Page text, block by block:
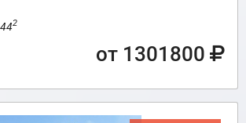
2
от 1301800